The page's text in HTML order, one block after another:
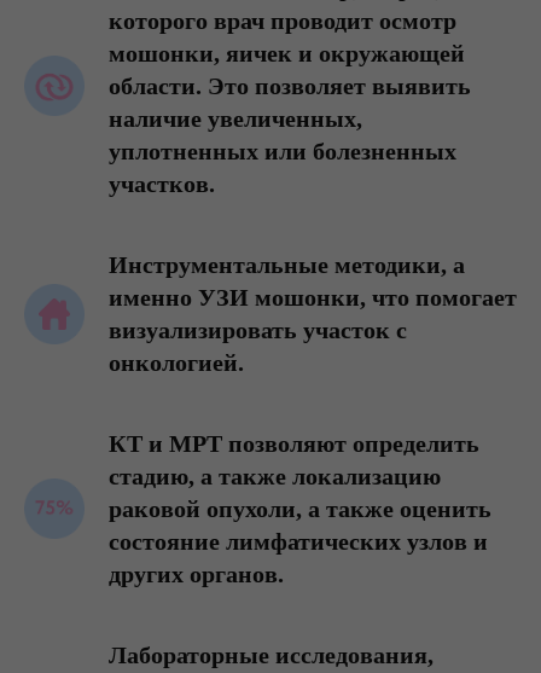
которого врач проводит осмотр
мошонки, яичек и окружающей
области. Это позволяет выявить
наличие увеличенных,
уплотненных или болезненных
участков.
Инструментальные методики, а
именно УЗИ мошонки, что помогает
визуализировать участок с
онкологией.
КТ и МРТ позволяют определить
стадию, а также локализацию
раковой опухоли, а также оценить
состояние лимфатических узлов и
других органов.
Лабораторные исследования,